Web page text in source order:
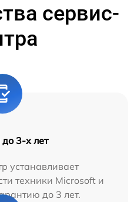
сервис-
3-х лет
устанавливает
техники Microsoft и
до 3 лет.